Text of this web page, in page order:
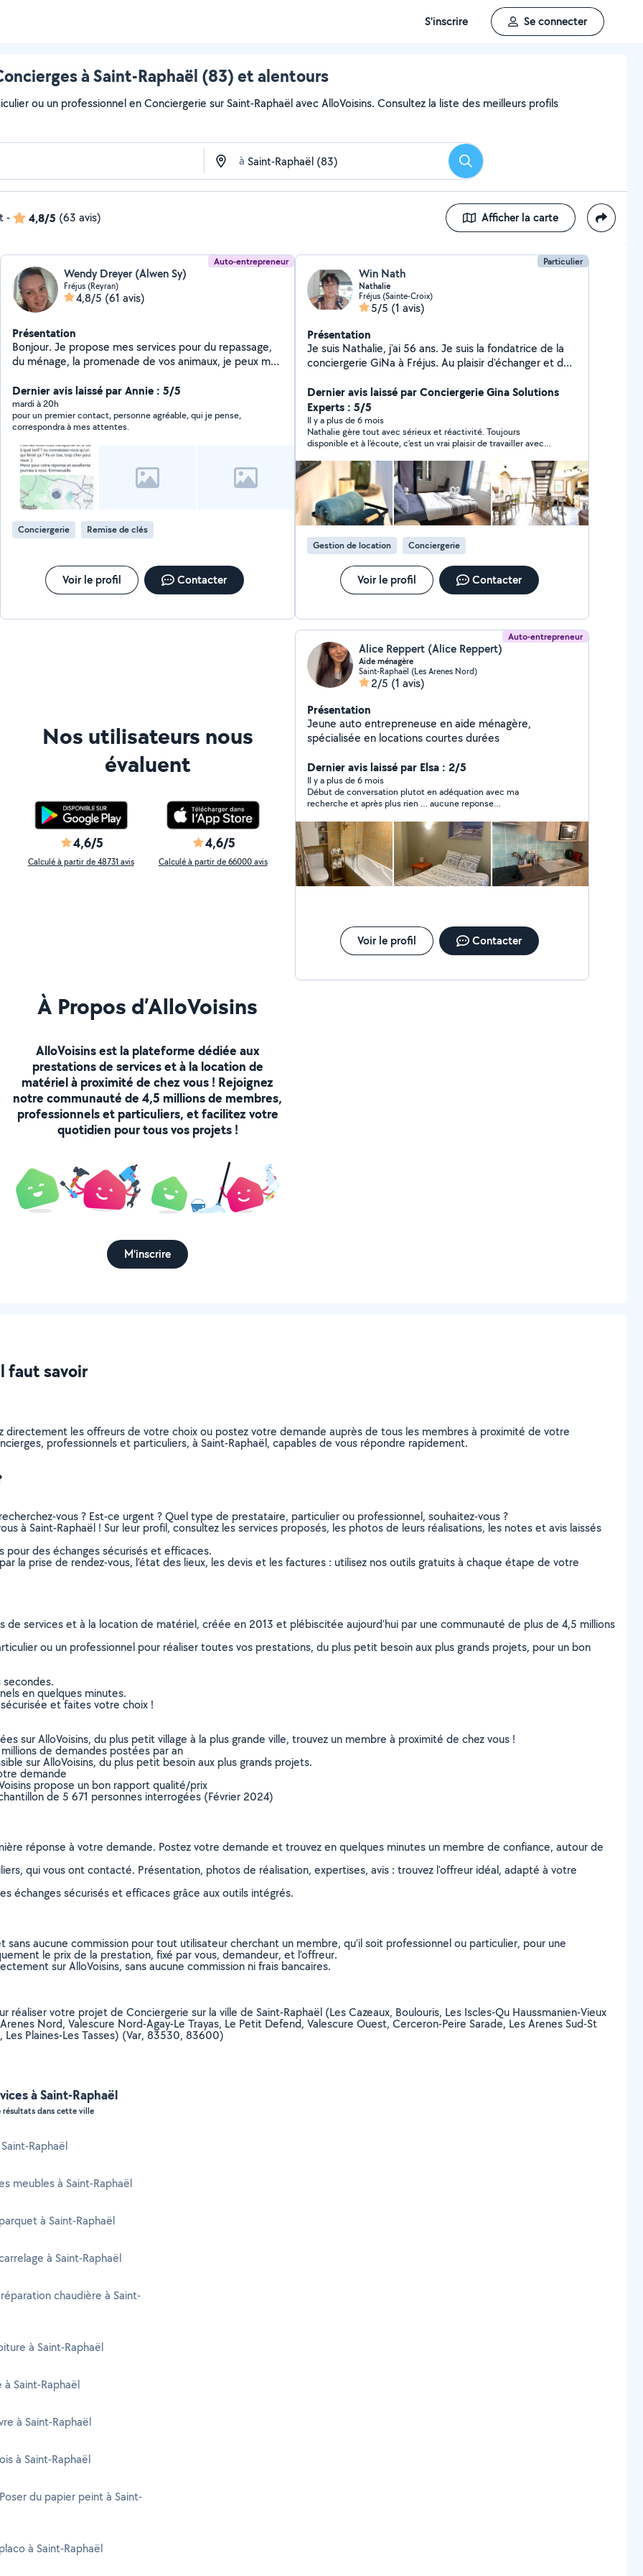
S'inscrire Se connecter
à Saint-Raphaël (83) et alentours
ou un professionnel en Conciergerie sur Saint-Raphaël avec AlloVoisins. Consultez la liste des meilleurs profils
à Rechercher
- 4,8/5 (63 avis) Afficher la carte
Auto-entrepreneur
Wendy Dreyer (Alwen Sy)
Fréjus (Reyran)
4,8/5 (61 avis)
Présentation
Bonjour. Je propose mes services pour du repassage,
du ménage, la promenade de vos animaux, je peux me
N'hésitez surtout pas à me contacter. Je suis
disponible quand vous le souhaitez. Mon mari peut
également être disponible pour de la manutention, de
l'aide pour des déménagements. Merci à vous
Dernier avis laissé par Annie : 5/5
mardi à 20h
pour un premier contact, personne agréable, qui je pense,
correspondra à mes attentes.
Conciergerie Remise de clés
Voir le profil Contacter
Particulier
Win Nath
Nathalie
Fréjus (Sainte-Croix)
5/5 (1 avis)
Présentation
Je suis Nathalie, j'ai 56 ans. Je suis la fondatrice de la
conciergerie GiNa à Fréjus. Au plaisir d'échanger et de
Dernier avis laissé par Conciergerie Gina Solutions
Experts : 5/5
Il y a plus de 6 mois
Nathalie gère tout avec sérieux et réactivité. Toujours
disponible et à l’écoute, c’est un vrai plaisir de travailler avec
Gestion de location Conciergerie
Voir le profil Contacter
Nos utilisateurs nous
évaluent
4,6/5
Calculé à partir de 48731 avis
4,6/5
Calculé à partir de 66000 avis
Auto-entrepreneur
Alice Reppert (Alice Reppert)
Aide ménagère
Saint-Raphaël (Les Arenes Nord)
2/5 (1 avis)
Présentation
Jeune auto entrepreneuse en aide ménagère,
spécialisée en locations courtes durées
Dernier avis laissé par Elsa : 2/5
Il y a plus de 6 mois
Début de conversation plutot en adéquation avec ma
recherche et après plus rien … aucune reponse…
Voir le profil Contacter
À Propos d’AlloVoisins
AlloVoisins est la plateforme dédiée aux
prestations de services et à la location de
matériel à proximité de chez vous ! Rejoignez
notre communauté de 4,5 millions de membres,
professionnels et particuliers, et facilitez votre
quotidien pour tous vos projets !
M'inscrire
faut savoir
directement les offreurs de votre choix ou postez votre demande auprès de tous les membres à proximité de votre
professionnels et particuliers, à Saint-Raphaël, capables de vous répondre rapidement.
vous ? Est-ce urgent ? Quel type de prestataire, particulier ou professionnel, souhaitez-vous ?
à Saint-Raphaël ! Sur leur profil, consultez les services proposés, les photos de leurs réalisations, les notes et avis laissés
pour des échanges sécurisés et efficaces.
la prise de rendez-vous, l’état des lieux, les devis et les factures : utilisez nos outils gratuits à chaque étape de votre
de services et à la location de matériel, créée en 2013 et plébiscitée aujourd’hui par une communauté de plus de 4,5 millions
ou un professionnel pour réaliser toutes vos prestations, du plus petit besoin aux plus grands projets, pour un bon
secondes.
en quelques minutes.
et faites votre choix !
sur AlloVoisins, du plus petit village à la plus grande ville, trouvez un membre à proximité de chez vous !
de demandes postées par an
sur AlloVoisins, du plus petit besoin aux plus grands projets.
demande
propose un bon rapport qualité/prix
de 5 671 personnes interrogées (Février 2024)
réponse à votre demande. Postez votre demande et trouvez en quelques minutes un membre de confiance, autour de
qui vous ont contacté. Présentation, photos de réalisation, expertises, avis : trouvez l'offreur idéal, adapté à votre
échanges sécurisés et efficaces grâce aux outils intégrés.
aucune commission pour tout utilisateur cherchant un membre, qu’il soit professionnel ou particulier, pour une
le prix de la prestation, fixé par vous, demandeur, et l’offreur.
sur AlloVoisins, sans aucune commission ni frais bancaires.
votre projet de Conciergerie sur la ville de Saint-Raphaël (Les Cazeaux, Boulouris, Les Iscles-Qu Haussmanien-Vieux
Nord, Valescure Nord-Agay-Le Trayas, Le Petit Defend, Valescure Ouest, Cerceron-Peire Sarade, Les Arenes Sud-St
Plaines-Les Tasses) (Var, 83530, 83600)
à Saint-Raphaël
résultats dans cette ville
Raphaël
meubles à Saint-Raphaël
à Saint-Raphaël
à Saint-Raphaël
chaudière à Saint-
à Saint-Raphaël
Saint-Raphaël
à Saint-Raphaël
à Saint-Raphaël
du papier peint à Saint-
à Saint-Raphaël